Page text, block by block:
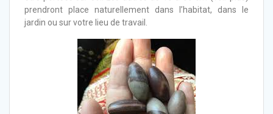
prendront place naturellement dans l’habitat, dans le
jardin ou sur votre lieu de travail.